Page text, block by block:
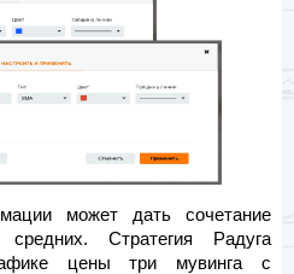
может дать сочетание
средних. Стратегия Радуга
цены три мувинга с